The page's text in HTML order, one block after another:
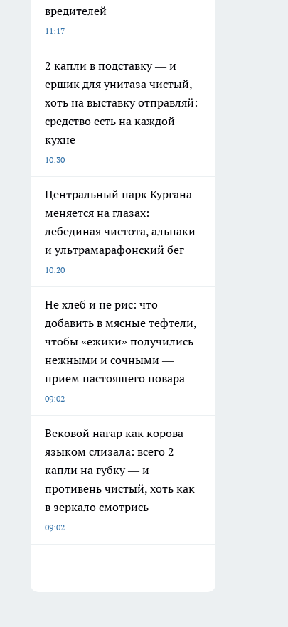
вредителей
11:17
2 капли в подставку — и
ершик для унитаза чистый,
хоть на выставку отправляй:
средство есть на каждой
кухне
10:30
Центральный парк Кургана
меняется на глазах:
лебединая чистота, альпаки
и ультрамарафонский бег
10:20
Не хлеб и не рис: что
добавить в мясные тефтели,
чтобы «ежики» получились
нежными и сочными —
прием настоящего повара
09:02
Вековой нагар как корова
языком слизала: всего 2
капли на губку — и
противень чистый, хоть как
в зеркало смотрись
09:02